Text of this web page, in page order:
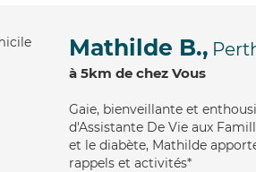
Mathilde B.,
à 5km de chez Vous
Gaie, bienveillante et
d'Assistante De Vie aux
et le diabète, Mathilde
rappels et activités*